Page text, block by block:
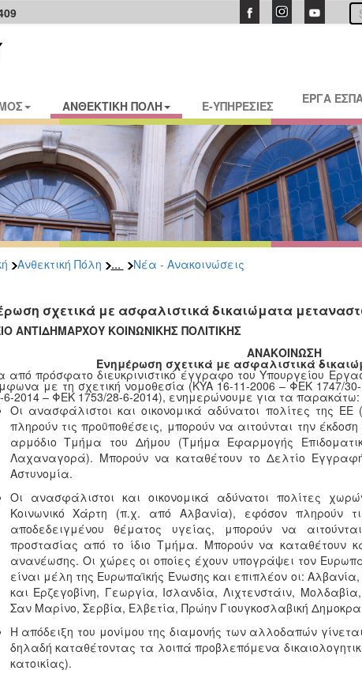
ΑΝΘΕΚΤΙΚΗ ΠΟΛΗ E-ΥΠΗΡΕΣΙΕΣ ΕΡΓΑ
Ανθεκτική Πόλη ... Νέα - Ανακοινώσεις
σχετικά με ασφαλιστικά δικαιώματα
ΑΝΤΙΔΗΜΑΡΧΟΥ ΚΟΙΝΩΝΙΚΗΣ ΠΟΛΙΤΙΚΗΣ
ΑΝΑΚΟΙΝΩΣΗ
Ενημέρωση σχετικά με ασφαλιστικά
από πρόσφατο διευκρινιστικό έγγραφο του Υπουργείου
με τη σχετική νομοθεσία (KYA 16-11-2006 – ΦΕΚ 1747/
6-2014 – ΦΕΚ 1753/28-6-2014), ενημερώνουμε για τα παρακάτω:
Οι ανασφάλιστοι και οικονομικά αδύνατοι πολίτες της
πληρούν τις προϋποθέσεις, μπορούν να αιτούνται την
αρμόδιο Τμήμα του Δήμου (Τμήμα Εφαρμογής
Λαχαναγορά). Μπορούν να καταθέτουν το Δελτίο
Αστυνομία.
Οι ανασφάλιστοι και οικονομικά αδύνατοι πολίτες
Κοινωνικό Χάρτη (π.χ. από Αλβανία), εφόσον πληρούν
αποδεδειγμένου θέματος υγείας, μπορούν να αιτούνται
προστασίας από το ίδιο Τμήμα. Μπορούν να καταθέτουν
ανανέωσης. Οι χώρες οι οποίες έχουν υπογράψει τον
είναι μέλη της Ευρωπαϊκής Ένωσης και επιπλέον οι:
και Ερζεγοβίνη, Γεωργία, Ισλανδία, Λιχτενστάιν,
Σαν Μαρίνο, Σερβία, Ελβετία, Πρώην Γιουγκοσλαβική
Η απόδειξη του μονίμου της διαμονής των αλλοδαπών
δηλαδή καταθέτοντας τα λοιπά προβλεπόμενα
κατοικίας).